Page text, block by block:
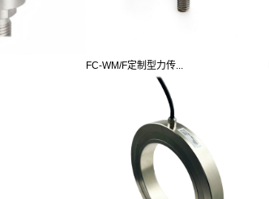
FC-WM/F定制型力传...